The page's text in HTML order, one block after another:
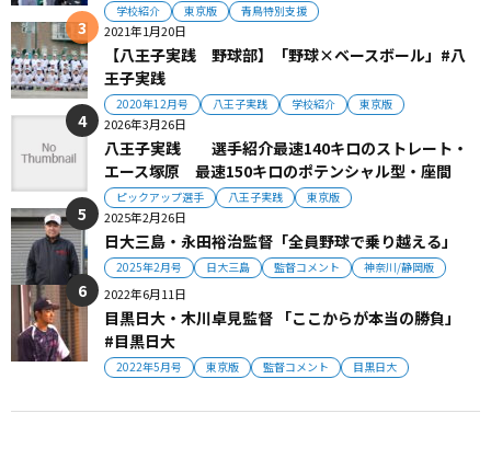
学校紹介 東京版 青鳥特別支援
2021年1月20日
【八王子実践 野球部】「野球×ベースボール」#八
王子実践
2020年12月号 八王子実践 学校紹介 東京版
2026年3月26日
八王子実践 選手紹介最速140キロのストレート・
エース塚原 最速150キロのポテンシャル型・座間
ピックアップ選手 八王子実践 東京版
2025年2月26日
日大三島・永田裕治監督「全員野球で乗り越える」
2025年2月号 日大三島 監督コメント 神奈川/静岡版
2022年6月11日
目黒日大・木川卓見監督 「ここからが本当の勝負」
#目黒日大
2022年5月号 東京版 監督コメント 目黒日大